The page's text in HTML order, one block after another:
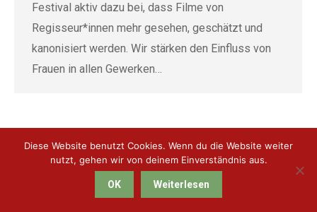
Festival aktiv dazu bei, dass Filme von
Regisseur*innen mehr gesehen, geschätzt und
kanonisiert werden. Wir stärken den Einfluss von
Frauen in allen Gewerken…
KulturPott Ruhr e.V. 2018 | All Rights Reserved | mit ♥ erstellt von
Ideenkarussell
Impressum&Datenschutz
Diese Website benutzt Cookies. Wenn du die Website weiter
nutzt, gehen wir von deinem Einverständnis aus.
OK Weiterlesen